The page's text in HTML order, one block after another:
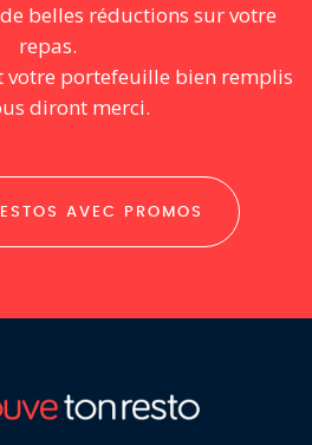
belles réductions sur votre
repas.
votre portefeuille bien remplis
diront merci.
AVEC PROMOS